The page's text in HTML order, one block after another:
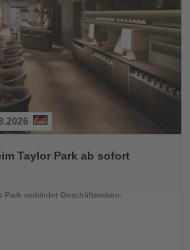
Taylor Park ab sofort
Park verbindet Geschäftsreisen,